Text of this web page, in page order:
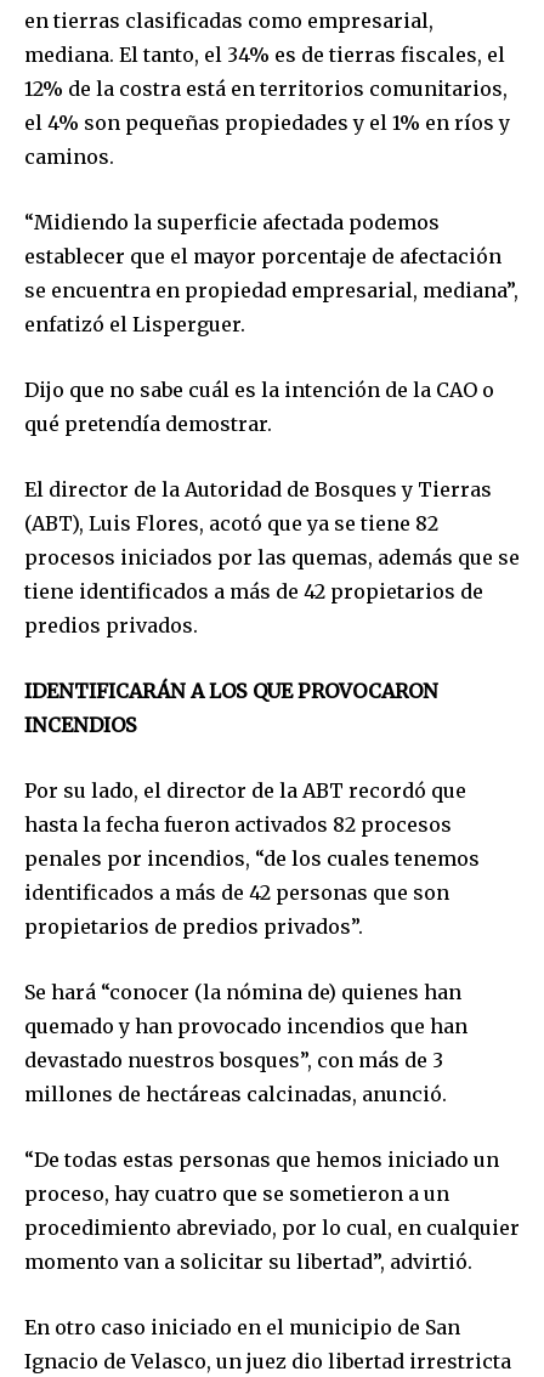
Join our community of
SUBSCRIBERS and be part of the
conversation.
To subscribe, simply enter your email address on our website
or click the subscribe button below. Don't worry, we respect
your privacy and won't spam your inbox. Your information is
safe with us.
en tierras clasificadas como empresarial,
mediana. El tanto, el 34% es de tierras fiscales, el
12% de la costra está en territorios comunitarios,
el 4% son pequeñas propiedades y el 1% en ríos y
caminos.
“Midiendo la superficie afectada podemos
establecer que el mayor porcentaje de afectación
se encuentra en propiedad empresarial, mediana”,
enfatizó el Lisperguer.
Dijo que no sabe cuál es la intención de la CAO o
qué pretendía demostrar.
El director de la Autoridad de Bosques y Tierras
(ABT), Luis Flores, acotó que ya se tiene 82
procesos iniciados por las quemas, además que se
tiene identificados a más de 42 propietarios de
predios privados.
IDENTIFICARÁN A LOS QUE PROVOCARON
INCENDIOS
Por su lado, el director de la ABT recordó que
hasta la fecha fueron activados 82 procesos
penales por incendios, “de los cuales tenemos
identificados a más de 42 personas que son
propietarios de predios privados”.
Se hará “conocer (la nómina de) quienes han
quemado y han provocado incendios que han
devastado nuestros bosques”, con más de 3
millones de hectáreas calcinadas, anunció.
“De todas estas personas que hemos iniciado un
proceso, hay cuatro que se sometieron a un
procedimiento abreviado, por lo cual, en cualquier
momento van a solicitar su libertad”, advirtió.
En otro caso iniciado en el municipio de San
Ignacio de Velasco, un juez dio libertad irrestricta